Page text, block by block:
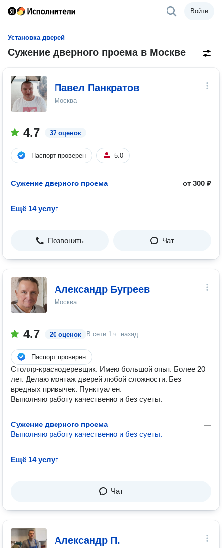
Войти
Установка дверей
Сужение дверного проема в Москве
Павел Панкратов
Москва
4.7 37 оценок
Паспорт проверен 5.0
Сужение дверного проема от 300 ₽
Ещё 14 услуг
Позвонить Чат
Александр Бугреев
Москва
4.7 20 оценок В сети 1 ч. назад
Паспорт проверен
Столяр-краснодеревщик. Имею большой опыт. Более 20
лет. Делаю монтаж дверей любой сложности. Без
вредных привычек. Пунктуален.
Выполняю работу качественно и без суеты.
Сужение дверного проема
—
Выполняю работу качественно и без суеты.
Ещё 14 услуг
Чат
Александр П.